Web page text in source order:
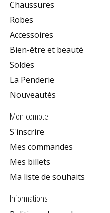
Chaussures
Robes
Accessoires
Bien-être et beauté
Soldes
La Penderie
Nouveautés
Mon compte
S'inscrire
Mes commandes
Mes billets
Ma liste de souhaits
Informations